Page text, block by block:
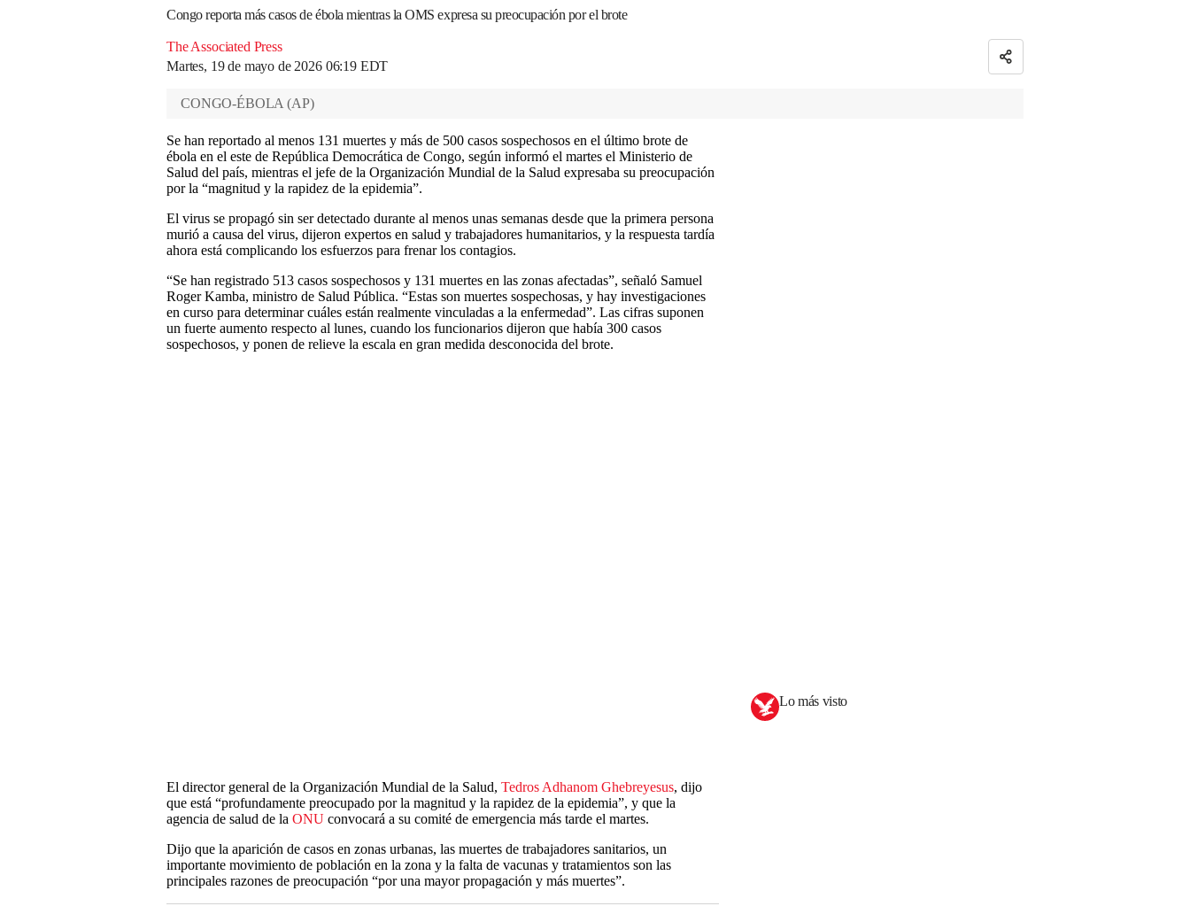
Congo reporta más casos de ébola mientras la OMS expresa su preocupación por el brote
The Associated Press
Martes, 19 de mayo de 2026 06:19 EDT
CONGO-ÉBOLA (AP)
Se han reportado al menos 131 muertes y más de 500 casos sospechosos en el último brote de
ébola en el este de República Democrática de Congo, según informó el martes el Ministerio de
Salud del país, mientras el jefe de la Organización Mundial de la Salud expresaba su preocupación
por la “magnitud y la rapidez de la epidemia”.
El virus se propagó sin ser detectado durante al menos unas semanas desde que la primera persona
murió a causa del virus, dijeron expertos en salud y trabajadores humanitarios, y la respuesta tardía
ahora está complicando los esfuerzos para frenar los contagios.
“Se han registrado 513 casos sospechosos y 131 muertes en las zonas afectadas”, señaló Samuel
Roger Kamba, ministro de Salud Pública. “Estas son muertes sospechosas, y hay investigaciones
en curso para determinar cuáles están realmente vinculadas a la enfermedad”. Las cifras suponen
un fuerte aumento respecto al lunes, cuando los funcionarios dijeron que había 300 casos
sospechosos, y ponen de relieve la escala en gran medida desconocida del brote.
El director general de la Organización Mundial de la Salud, Tedros Adhanom Ghebreyesus, dijo
que está “profundamente preocupado por la magnitud y la rapidez de la epidemia”, y que la
agencia de salud de la ONU convocará a su comité de emergencia más tarde el martes.
Dijo que la aparición de casos en zonas urbanas, las muertes de trabajadores sanitarios, un
importante movimiento de población en la zona y la falta de vacunas y tratamientos son las
principales razones de preocupación “por una mayor propagación y más muertes”.
Lo más visto